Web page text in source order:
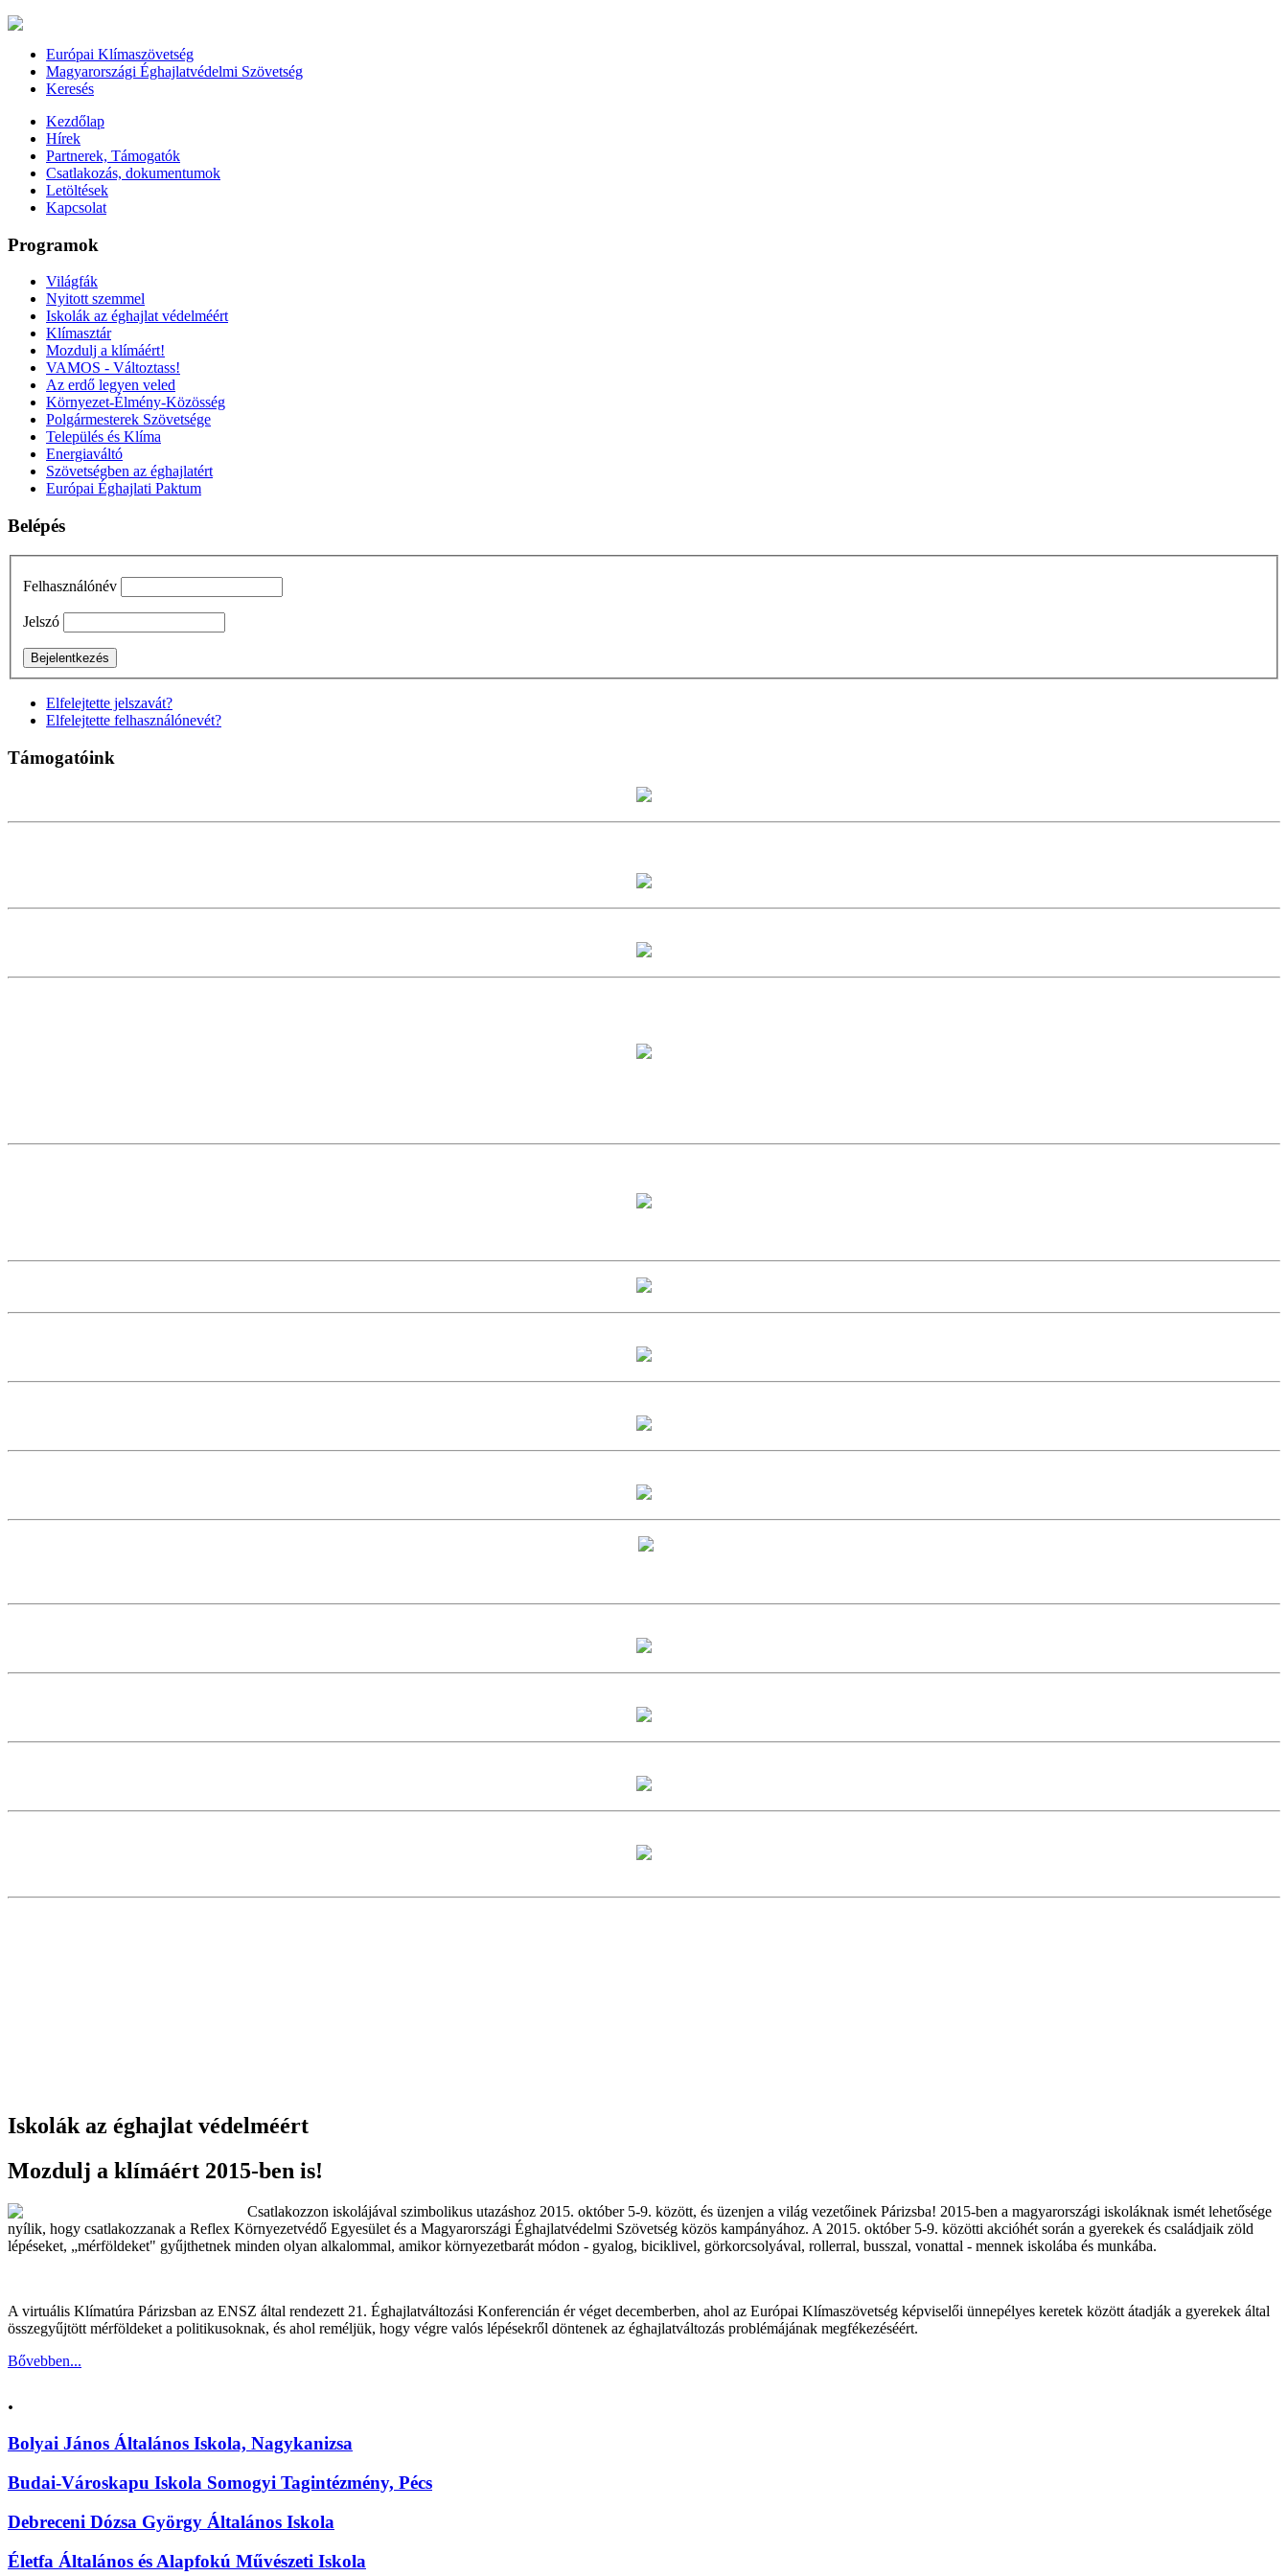
Európai Klímaszövetség
Magyarországi Éghajlatvédelmi Szövetség
Keresés
Kezdőlap
Hírek
Partnerek, Támogatók
Csatlakozás, dokumentumok
Letöltések
Kapcsolat
Programok
Világfák
Nyitott szemmel
Iskolák az éghajlat védelméért
Klímasztár
Mozdulj a klímáért!
VAMOS - Változtass!
Az erdő legyen veled
Környezet-Élmény-Közösség
Polgármesterek Szövetsége
Település és Klíma
Energiaváltó
Szövetségben az éghajlatért
Európai Éghajlati Paktum
Belépés
Felhasználónév
Jelszó
Elfelejtette jelszavát?
Elfelejtette felhasználónevét?
Támogatóink
Iskolák az éghajlat védelméért
Mozdulj a klímáért 2015-ben is!
Csatlakozzon iskolájával szimbolikus utazáshoz 2015. október 5-9. között, és üzenjen a világ vezetőinek Párizsba! 2015‐ben a magyarországi iskoláknak ismét lehetősége
nyílik, hogy csatlakozzanak a Reflex Környezetvédő Egyesület és a Magyarországi Éghajlatvédelmi Szövetség közös kampányához. A 2015. október 5‐9. közötti akcióhét során a gyerekek és családjaik zöld
lépéseket, „mérföldeket" gyűjthetnek minden olyan alkalommal, amikor környezetbarát módon - gyalog, biciklivel, görkorcsolyával, rollerral, busszal, vonattal - mennek iskolába és munkába.
A virtuális Klímatúra Párizsban az ENSZ által rendezett 21. Éghajlatváltozási Konferencián ér véget decemberben, ahol az Európai Klímaszövetség képviselői ünnepélyes keretek között átadják a gyerekek által
összegyűjtött mérföldeket a politikusoknak, és ahol reméljük, hogy végre valós lépésekről döntenek az éghajlatváltozás problémájának megfékezéséért.
Bővebben...
.
Bolyai János Általános Iskola, Nagykanizsa
Budai-Városkapu Iskola Somogyi Tagintézmény, Pécs
Debreceni Dózsa György Általános Iskola
Életfa Általános és Alapfokú Művészeti Iskola